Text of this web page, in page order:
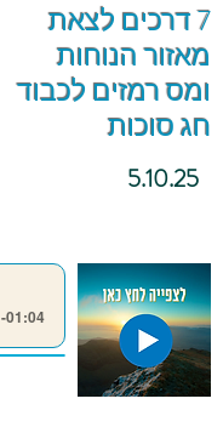
7 דרכים לצאת
מאזור הנוחות
ומס רמזים לכבוד
חג סוכות
5.10.25
-01:04